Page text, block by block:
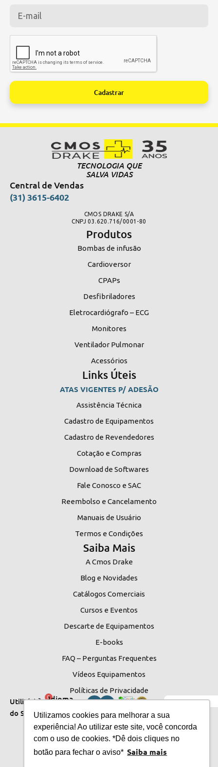
Utilizamos cookies para melhorar a sua
experiência! Ao utilizar este site, você concorda
com o uso de cookies. *Dê dois cliques no
botão para fechar o aviso* Saiba mais
Cadastrar
TECNOLOGIA QUE
SALVA VIDAS
Central de Vendas
(31) 3615-6402
CMOS DRAKE S/A
CNPJ 03.620.716/0001-80
Produtos
Bombas de infusão
Cardioversor
CPAPs
Desfibriladores
Eletrocardiógrafo – ECG
Monitores
Ventilador Pulmonar
Acessórios
Links Úteis
ATAS VIGENTES P/ ADESÃO
Assistência Técnica
Cadastro de Equipamentos
Cadastro de Revendedores
Cotação e Compras
Download de Softwares
Fale Conosco e SAC
Reembolso e Cancelamento
Manuais de Usuário
Termos e Condições
Saiba Mais
A Cmos Drake
Blog e Novidades
Catálogos Comerciais
Cursos e Eventos
Descarte de Equipamentos
E-books
FAQ – Perguntas Frequentes
Vídeos Equipamentos
Políticas de Privacidade
Utilitários
do Site
0Idioma
do Site